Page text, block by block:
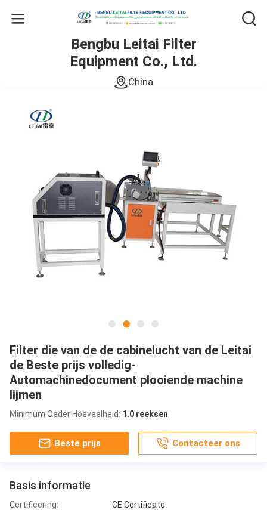
Bengbu Leitai Filter
Equipment Co., Ltd.
China
Filter die van de de cabinelucht van de Leitai
de Beste prijs volledig-
Automachinedocument plooiende machine
lijmen
Minimum Oeder Hoeveelheid: 1.0 reeksen
Beste prijs Contacteer ons
Basis informatie
Certificering: CE Certificate